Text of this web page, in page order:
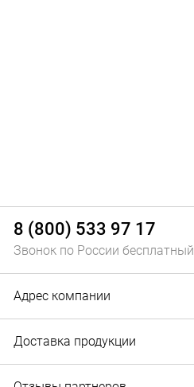
8 (800) 533 97 17
Звонок по России бесплатный
Адрес компании
Доставка продукции